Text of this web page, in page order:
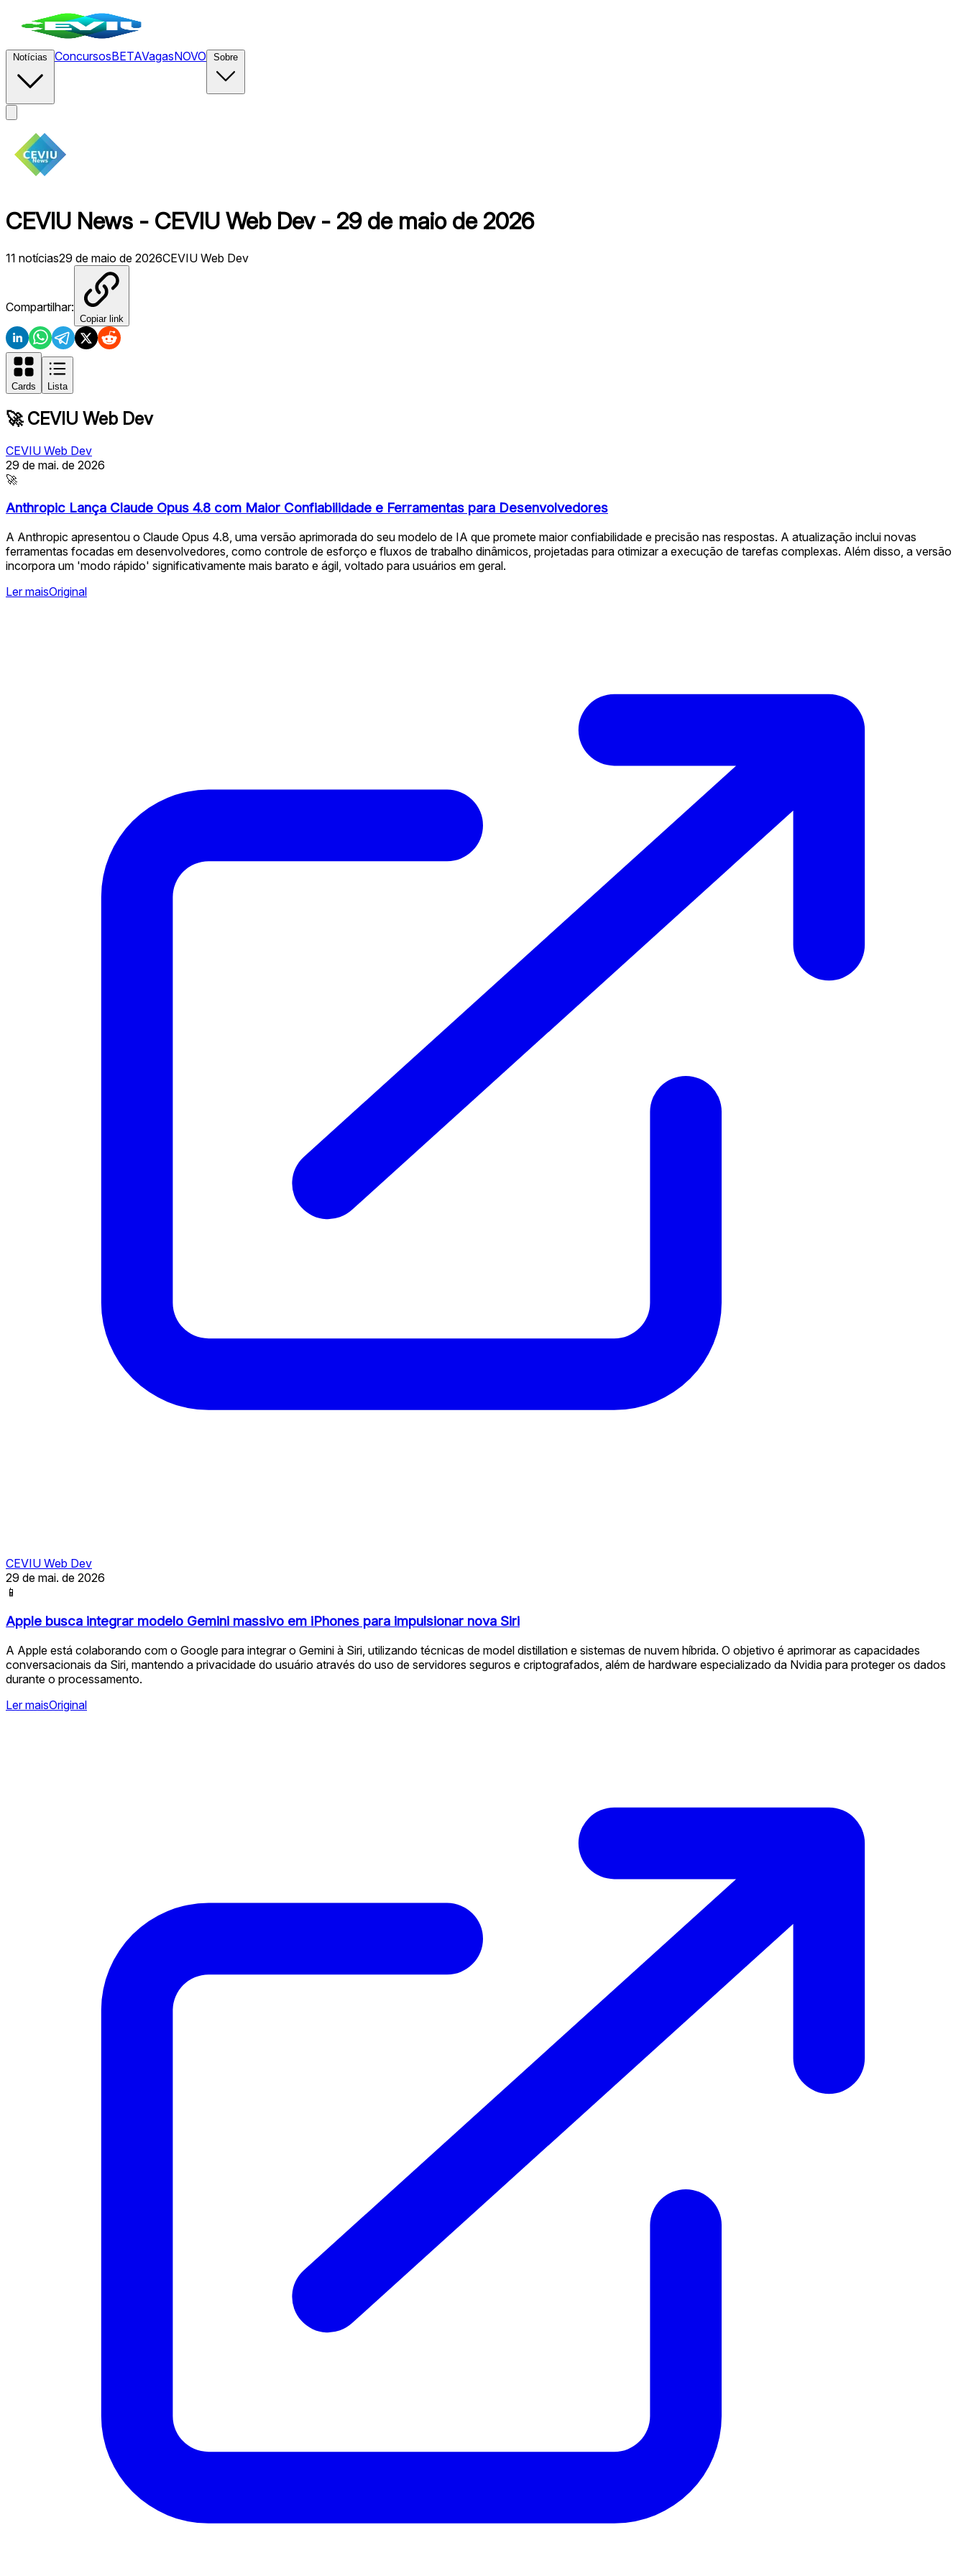
ConcursosBETAVagasNOVO
CEVIU News - CEVIU Web Dev - 29 de maio de 2026
11 notícias29 de maio de 2026CEVIU Web Dev
Compartilhar:
Copiar link
Cards Lista
🚀 CEVIU Web Dev
CEVIU Web Dev
29 de mai. de 2026
🚀
Anthropic Lança Claude Opus 4.8 com Maior Confiabilidade e Ferramentas para Desenvolvedores
A Anthropic apresentou o Claude Opus 4.8, uma versão aprimorada do seu modelo de IA que promete maior confiabilidade e precisão nas respostas. A atualização inclui novas
ferramentas focadas em desenvolvedores, como controle de esforço e fluxos de trabalho dinâmicos, projetadas para otimizar a execução de tarefas complexas. Além disso, a versão
incorpora um 'modo rápido' significativamente mais barato e ágil, voltado para usuários em geral.
Ler maisOriginal
CEVIU Web Dev
29 de mai. de 2026
📱
Apple busca integrar modelo Gemini massivo em iPhones para impulsionar nova Siri
A Apple está colaborando com o Google para integrar o Gemini à Siri, utilizando técnicas de model distillation e sistemas de nuvem híbrida. O objetivo é aprimorar as capacidades
conversacionais da Siri, mantendo a privacidade do usuário através do uso de servidores seguros e criptografados, além de hardware especializado da Nvidia para proteger os dados
durante o processamento.
Ler maisOriginal